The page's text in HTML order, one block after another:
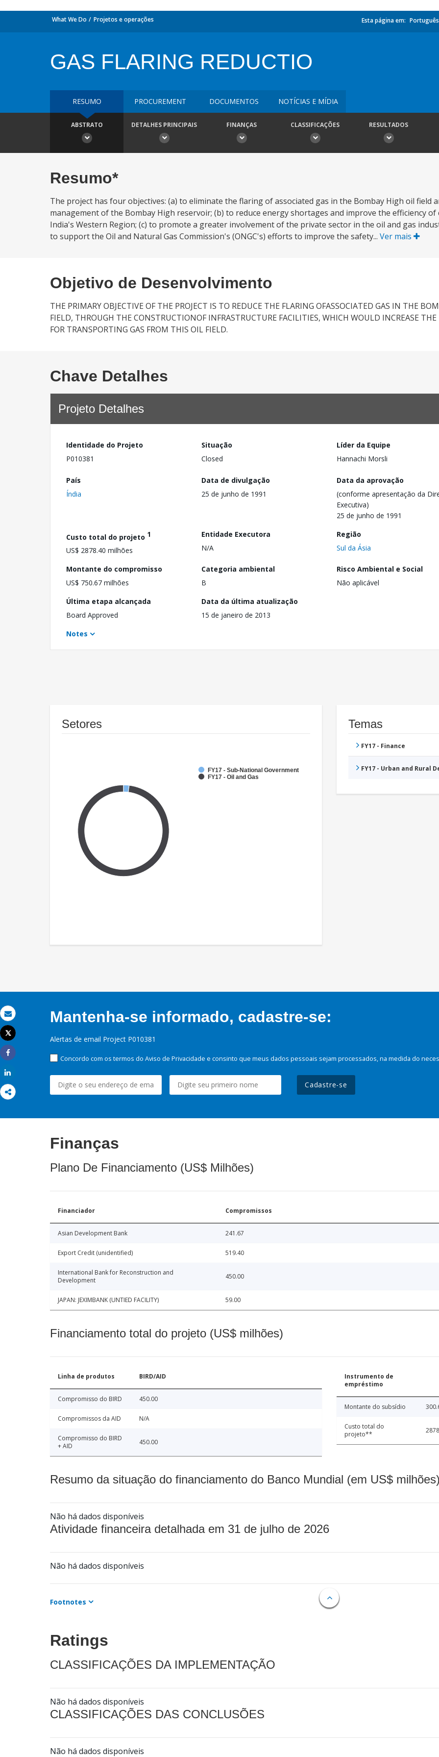
Email
Imprimir
Tweet
Share
What We Do Projetos e operações Esta página em: Português
GAS FLARING REDUCTIO
RESUMO PROCUREMENT DOCUMENTOS NOTÍCIAS E MÍDIA
ABSTRATO DETALHES PRINCIPAIS FINANÇAS CLASSIFICAÇÕES RESULTADOS
Resumo*
The project has four objectives: (a) to eliminate the flaring of associated gas in the Bombay High oil field
management of the Bombay High reservoir; (b) to reduce energy shortages and improve the efficiency of
India's Western Region; (c) to promote a greater involvement of the private sector in the oil and gas
to support the Oil and Natural Gas Commission's (ONGC's) efforts to improve the safety... Ver mais
Objetivo de Desenvolvimento
THE PRIMARY OBJECTIVE OF THE PROJECT IS TO REDUCE THE FLARING OFASSOCIATED GAS IN THE
FIELD, THROUGH THE CONSTRUCTIONOF INFRASTRUCTURE FACILITIES, WHICH WOULD INCREASE
FOR TRANSPORTING GAS FROM THIS OIL FIELD.
Chave Detalhes
Projeto Detalhes
Identidade do Projeto
P010381
Situação
Closed
Líder da Equipe
Hannachi Morsli
País
Índia
Data de divulgação
25 de junho de 1991
Data da aprovação
(conforme apresentação da
Executiva)
25 de junho de 1991
Custo total do projeto 1
US$ 2878.40 milhões
Entidade Executora
N/A
Região
Sul da Ásia
Montante do compromisso
US$ 750.67 milhões
Categoria ambiental
B
Risco Ambiental e Social
Não aplicável
Última etapa alcançada
Board Approved
Data da última atualização
15 de janeiro de 2013
Notes
Setores
FY17 - Sub-National Government
FY17 - Oil and Gas
Temas
FY17 - Finance
FY17 - Urban and Rural
Mantenha-se informado, cadastre-se:
Alertas de email Project P010381
Concordo com os termos do Aviso de Privacidade e consinto que meus dados pessoais sejam processados, na medida do
Cadastre-se
Finanças
Plano De Financiamento (US$ Milhões)
Financiador Compromissos
Asian Development Bank 241.67
Export Credit (unidentified) 519.40
International Bank for Reconstruction and
Development
450.00
JAPAN: JEXIMBANK (UNTIED FACILITY) 59.00
Financiamento total do projeto (US$ milhões)
Linha de produtos BIRD/AID
Compromisso do BIRD 450.00
Compromissos da AID N/A
Compromisso do BIRD
+ AID
450.00
Instrumento de
empréstimo
Montante do subsídio
Custo total do
projeto**
Resumo da situação do financiamento do Banco Mundial (em US$
Não há dados disponíveis
Atividade financeira detalhada em 31 de julho de 2026
Não há dados disponíveis
Footnotes
Ratings
CLASSIFICAÇÕES DA IMPLEMENTAÇÃO
Não há dados disponíveis
CLASSIFICAÇÕES DAS CONCLUSÕES
Não há dados disponíveis